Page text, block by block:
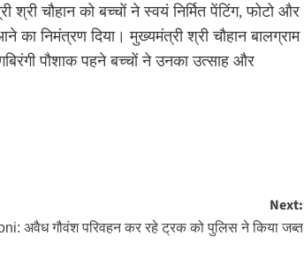
चौहान को बच्चों ने स्वयं निर्मित पेंटिंग, फोटो और
निमंत्रण दिया। मुख्यमंत्री श्री चौहान बालग्राम
पौशाक पहने बच्चों ने उनका उत्साह और
Next:
अवैध गौवंश परिवहन कर रहे ट्रक को पुलिस ने किया जब्त